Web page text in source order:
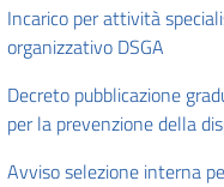
Incarico per attività
organizzativo DSGA
Decreto pubblicazione
per la prevenzione della
Avviso selezione interna